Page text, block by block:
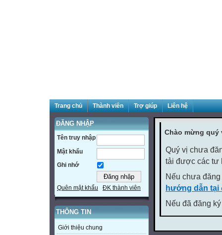
Trang chủ Thành viên Trợ giúp Liên hệ
ĐĂNG NHẬP
Tên truy nhập
Mật khẩu
Ghi nhớ
Quên mật khẩu ĐK thành viên
THÔNG TIN
Giới thiệu chung
Chào mừng
Quý vị chưa
tải được các tư
Nếu chưa
hướng dẫn tại
Nếu đã đăng